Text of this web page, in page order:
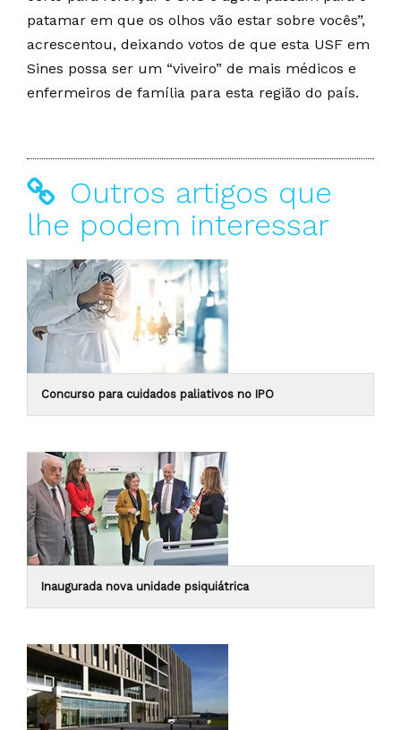
patamar em que os olhos vão estar sobre vocês”,
acrescentou, deixando votos de que esta USF em
Sines possa ser um “viveiro” de mais médicos e
enfermeiros de família para esta região do país.
Outros artigos que
lhe podem interessar
Concurso para cuidados paliativos no IPO
Inaugurada nova unidade psiquiátrica